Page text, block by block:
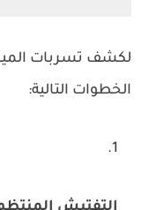
لكشف تسربات
الخطوات التالية: